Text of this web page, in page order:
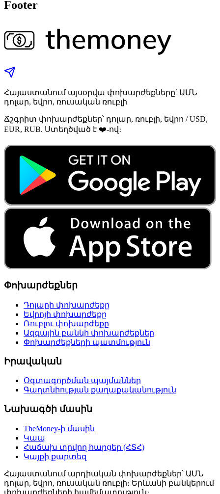
Footer
Հայաստանում այսօրվա փոխարժեքները՝ ԱՄՆ
դոլար, եվրո, ռուսական ռուբլի
Ճշգրիտ փոխարժեքներ՝ դոլար, ռուբլի, եվրո / USD,
EUR, RUB. Ստեղծված է ❤️-ով։
Փոխարժեքներ
Դոլարի փոխարժեքը
Եվրոյի փոխարժեքը
Ռուբլու փոխարժեքը
Ազգային բանկի փոխարժեքներ
Փոխարժեքների պատմություն
Իրավական
Օգտագործման պայմաններ
Գաղտնիության քաղաքականություն
Նախագծի մասին
TheMoney-ի մասին
Կապ
Հաճախ տրվող հարցեր (ՀՏՀ)
Կայքի քարտեզ
Հայաստանում արդիական փոխարժեքներ՝ ԱՄՆ
դոլար, եվրո, ռուսական ռուբլի։ Երևանի բանկերում
փոխարժեքների համեմատություն։